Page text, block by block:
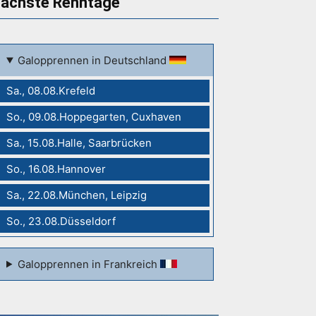
Galopprennen in Deutschland
Sa., 08.08.Krefeld
So., 09.08.Hoppegarten, Cuxhaven
Sa., 15.08.Halle, Saarbrücken
So., 16.08.Hannover
Sa., 22.08.München, Leipzig
So., 23.08.Düsseldorf
Galopprennen in Frankreich